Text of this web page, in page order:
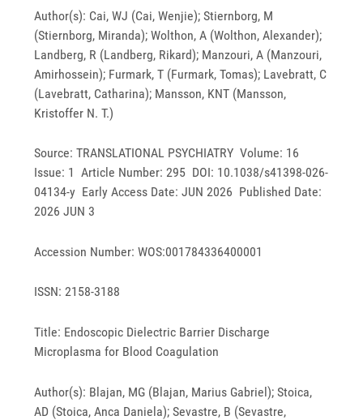
Author(s): Cai, WJ (Cai, Wenjie); Stiernborg, M
(Stiernborg, Miranda); Wolthon, A (Wolthon, Alexander);
Landberg, R (Landberg, Rikard); Manzouri, A (Manzouri,
Amirhossein); Furmark, T (Furmark, Tomas); Lavebratt, C
(Lavebratt, Catharina); Mansson, KNT (Mansson,
Kristoffer N. T.)
Source: TRANSLATIONAL PSYCHIATRY Volume: 16
Issue: 1 Article Number: 295 DOI: 10.1038/s41398-026-
04134-y Early Access Date: JUN 2026 Published Date:
2026 JUN 3
Accession Number: WOS:001784336400001
ISSN: 2158-3188
Title: Endoscopic Dielectric Barrier Discharge
Microplasma for Blood Coagulation
Author(s): Blajan, MG (Blajan, Marius Gabriel); Stoica,
AD (Stoica, Anca Daniela); Sevastre, B (Sevastre,